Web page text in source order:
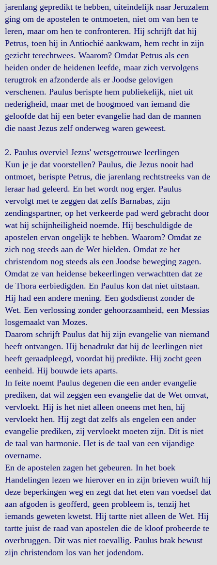
jarenlang gepredikt te hebben, uiteindelijk naar Jeruzalem
ging om de apostelen te ontmoeten, niet om van hen te
leren, maar om hen te confronteren. Hij schrijft dat hij
Petrus, toen hij in Antiochië aankwam, hem recht in zijn
gezicht terechtwees. Waarom? Omdat Petrus als een
heiden onder de heidenen leefde, maar zich vervolgens
terugtrok en afzonderde als er Joodse gelovigen
verschenen. Paulus berispte hem publiekelijk, niet uit
nederigheid, maar met de hoogmoed van iemand die
geloofde dat hij een beter evangelie had dan de mannen
die naast Jezus zelf onderweg waren geweest.
2. Paulus overviel Jezus' wetsgetrouwe leerlingen
Kun je je dat voorstellen? Paulus, die Jezus nooit had
ontmoet, berispte Petrus, die jarenlang rechtstreeks van de
leraar had geleerd. En het wordt nog erger. Paulus
vervolgt met te zeggen dat zelfs Barnabas, zijn
zendingspartner, op het verkeerde pad werd gebracht door
wat hij schijnheiligheid noemde. Hij beschuldigde de
apostelen ervan ongelijk te hebben. Waarom? Omdat ze
zich nog steeds aan de Wet hielden. Omdat ze het
christendom nog steeds als een Joodse beweging zagen.
Omdat ze van heidense bekeerlingen verwachtten dat ze
de Thora eerbiedigden. En Paulus kon dat niet uitstaan.
Hij had een andere mening. Een godsdienst zonder de
Wet. Een verlossing zonder gehoorzaamheid, een Messias
losgemaakt van Mozes.
Daarom schrijft Paulus dat hij zijn evangelie van niemand
heeft ontvangen. Hij benadrukt dat hij de leerlingen niet
heeft geraadpleegd, voordat hij predikte. Hij zocht geen
eenheid. Hij bouwde iets aparts.
In feite noemt Paulus degenen die een ander evangelie
prediken, dat wil zeggen een evangelie dat de Wet omvat,
vervloekt. Hij is het niet alleen oneens met hen, hij
vervloekt hen. Hij zegt dat zelfs als engelen een ander
evangelie prediken, zij vervloekt moeten zijn. Dit is niet
de taal van harmonie. Het is de taal van een vijandige
overname.
En de apostelen zagen het gebeuren. In het boek
Handelingen lezen we hierover en in zijn brieven wuift hij
deze beperkingen weg en zegt dat het eten van voedsel dat
aan afgoden is geofferd, geen probleem is, tenzij het
iemands geweten kwetst. Hij tartte niet alleen de Wet. Hij
tartte juist de raad van apostelen die de kloof probeerde te
overbruggen. Dit was niet toevallig. Paulus brak bewust
zijn christendom los van het jodendom.